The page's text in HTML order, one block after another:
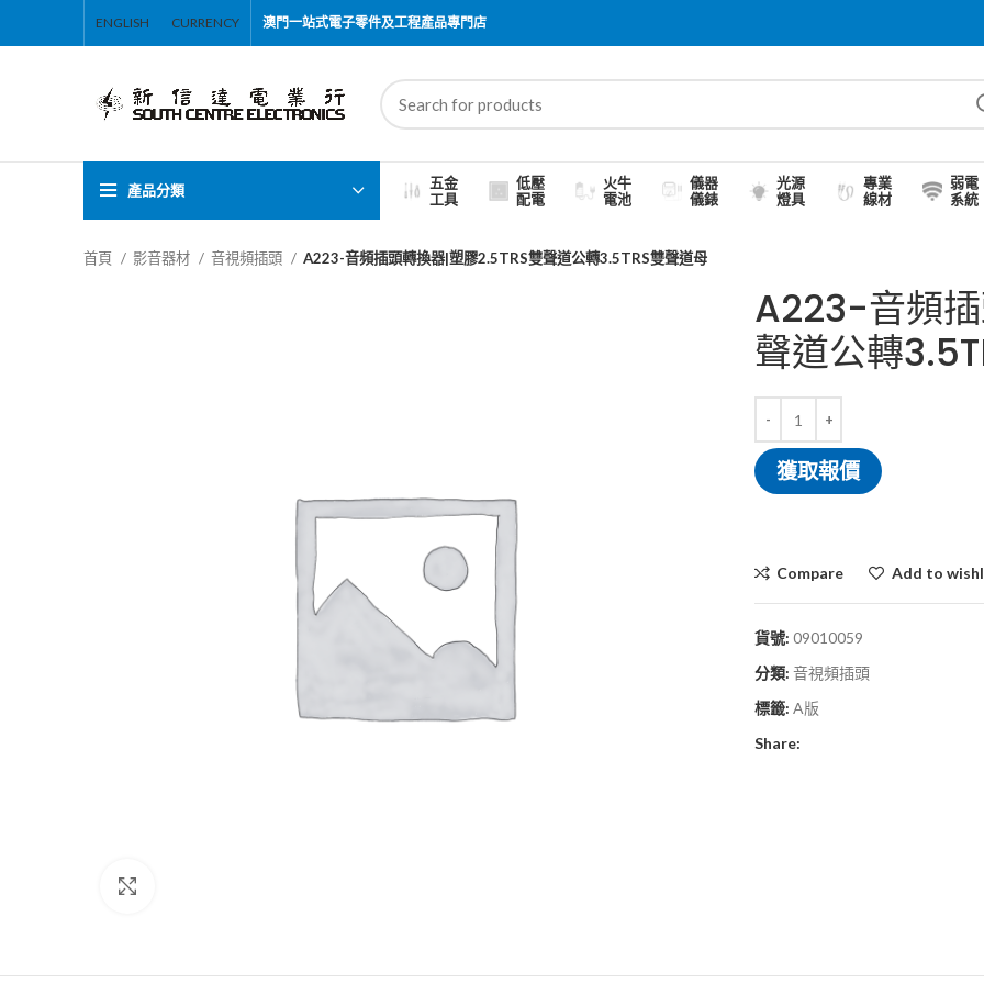
ENGLISH CURRENCY 澳門一站式電子零件及工程產品專門店
產品分類
五金
工具
低壓
配電
火牛
電池
儀器
儀錶
光源
燈具
專業
線材
弱電
系統
首頁 影音器材 音視頻插頭 A223-音頻插頭轉換器|塑膠2.5TRS雙聲道公轉3.5TRS雙聲道母
A223-音頻
聲道公轉
獲取報價
Compare Add to
貨號: 09010059
分類: 音視頻插頭
標籤: A版
Share: